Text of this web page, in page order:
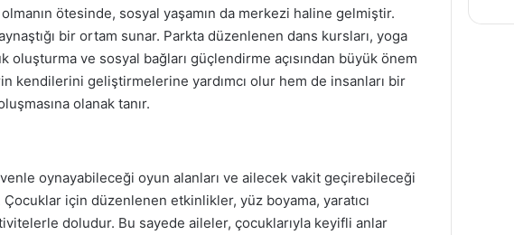
ötesinde, sosyal yaşamın da merkezi haline gelmiştir.
bir ortam sunar. Parkta düzenlenen dans kursları, yoga
oluşturma ve sosyal bağları güçlendirme açısından büyük önem
kendilerini geliştirmelerine yardımcı olur hem de insanları bir
olanak tanır.
oynayabileceği oyun alanları ve ailecek vakit geçirebileceği
için düzenlenen etkinlikler, yüz boyama, yaratıcı
doludur. Bu sayede aileler, çocuklarıyla keyifli anlar